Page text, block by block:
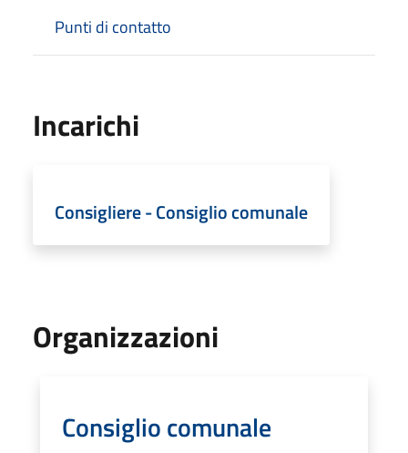
Punti di contatto
Incarichi
Consigliere - Consiglio comunale
Organizzazioni
Consiglio comunale